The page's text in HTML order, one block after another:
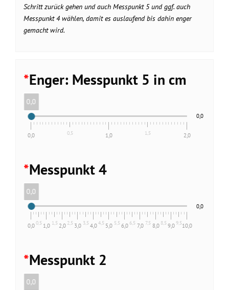
Schritt zurück gehen und auch Messpunkt 5 und ggf. auch
Messpunkt 4 wählen, damit es auslaufend bis dahin enger
gemacht wird.
*Enger: Messpunkt 5 in cm
0,0
0,0 0,5 1,0 1,5 2,0
0,0
*Messpunkt 4
0,0
0,00,5 1,0 1,5 2,0 2,5 3,0 3,5 4,04,5 5,0 5,5 6,0 6,5 7,0 7,5 8,0 8,5 9,0 9,510,0
0,0
*Messpunkt 2
0,0